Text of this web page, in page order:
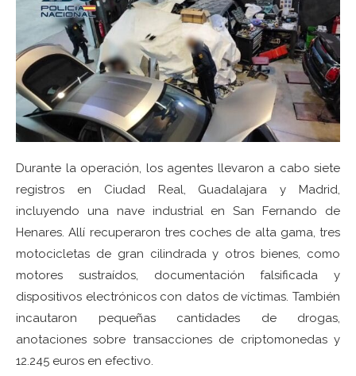
Durante la operación, los agentes llevaron a cabo siete
registros en Ciudad Real, Guadalajara y Madrid,
incluyendo una nave industrial en San Fernando de
Henares. Allí recuperaron tres coches de alta gama, tres
motocicletas de gran cilindrada y otros bienes, como
motores sustraídos, documentación falsificada y
dispositivos electrónicos con datos de víctimas. También
incautaron pequeñas cantidades de drogas,
anotaciones sobre transacciones de criptomonedas y
12.245 euros en efectivo.